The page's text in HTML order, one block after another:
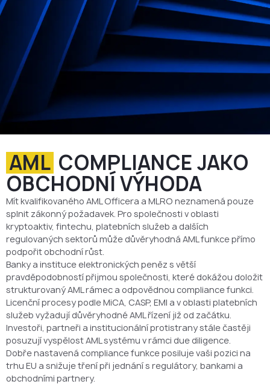
AML COMPLIANCE JAKO
OBCHODNÍ VÝHODA
Mít kvalifikovaného AML Officera a MLRO neznamená pouze
splnit zákonný požadavek. Pro společnosti v oblasti
kryptoaktiv, fintechu, platebních služeb a dalších
regulovaných sektorů může důvěryhodná AML funkce přímo
podpořit obchodní růst.
Banky a instituce elektronických peněz s větší
pravděpodobností přijmou společnosti, které dokážou doložit
strukturovaný AML rámec a odpovědnou compliance funkci.
Licenční procesy podle MiCA, CASP, EMI a v oblasti platebních
služeb vyžadují důvěryhodné AML řízení již od začátku.
Investoři, partneři a institucionální protistrany stále častěji
posuzují vyspělost AML systému v rámci due diligence.
Dobře nastavená compliance funkce posiluje vaši pozici na
trhu EU a snižuje tření při jednání s regulátory, bankami a
obchodními partnery.